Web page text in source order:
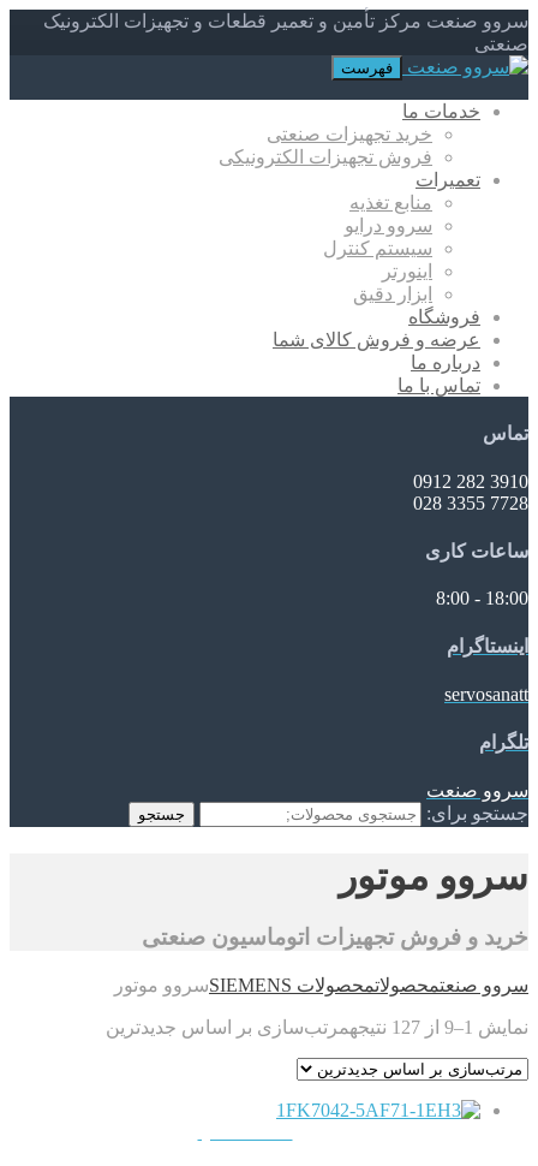
سروو صنعت مرکز تأمین و تعمیر قطعات و تجهیزات الکترونیک
صنعتی
فهرست
خدمات ما
خرید تجهیزات صنعتی
فروش تجهیزات الکترونیکی
تعمیرات
منابع تغذیه
سروو درایو
سیستم کنترل
اینورتر
ابزار دقیق
فروشگاه
عرضه و فروش کالای شما
درباره ما
تماس با ما
تماس
3910 282 0912
7728 3355 028
ساعات کاری
18:00 - 8:00
اینستاگرام
servosanatt
تلگرام
سروو صنعت
جستجو برای:
جستجو
سروو موتور
خرید و فروش تجهیزات اتوماسیون صنعتی
سروو صنعتمحصولاتمحصولات SIEMENS سروو موتور
نمایش 1–9 از 127 نتیجه مرتب‌سازی بر اساس جدیدترین